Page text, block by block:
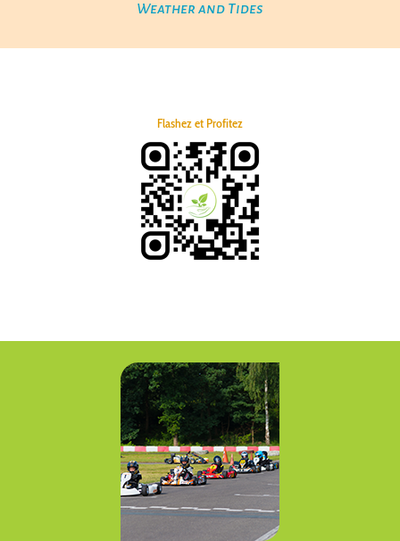
Weather and Tides
Flashez et Profitez